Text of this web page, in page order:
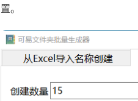
置。